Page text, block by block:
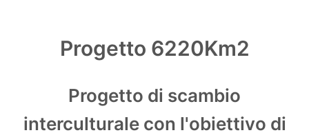
Progetto 6220Km2
Progetto di scambio
interculturale con l'obiettivo di